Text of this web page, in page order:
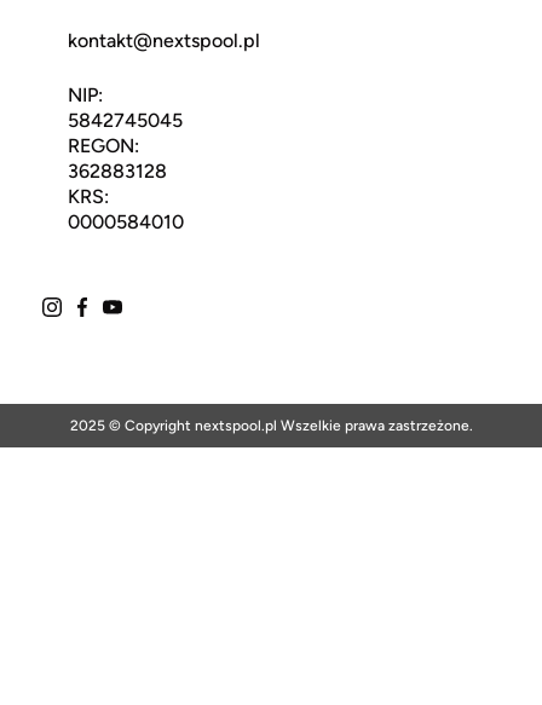
kontakt@nextspool.pl
NIP:
5842745045
REGON:
362883128
KRS:
0000584010